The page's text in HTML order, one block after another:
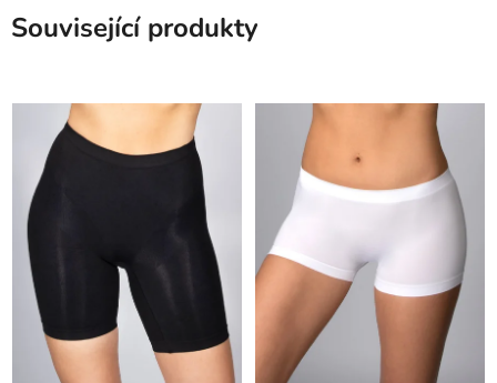
Související produkty